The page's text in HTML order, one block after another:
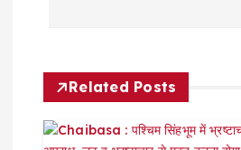
a
v
Related Posts